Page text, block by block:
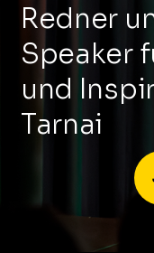
Redner
Speaker
und
Tarnai